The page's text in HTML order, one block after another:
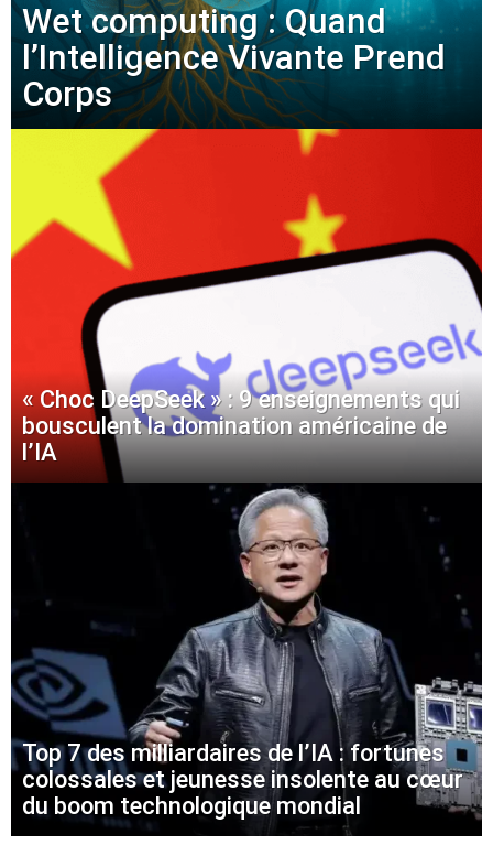
Wet computing : Quand
l’Intelligence Vivante Prend
Corps
« Choc DeepSeek » : 9 enseignements qui
bousculent la domination américaine de
l’IA
Top 7 des milliardaires de l’IA : fortunes
colossales et jeunesse insolente au cœur
du boom technologique mondial